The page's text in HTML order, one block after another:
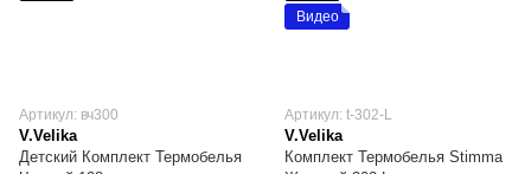
Артикул: вч300
V.Velika
Детский Комплект Термобелья
Видео
Артикул: t-302-L
V.Velika
Комплект Термобелья Stimma